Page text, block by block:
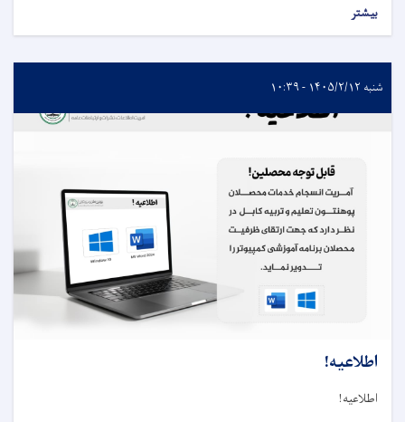
بیشتر
شنبه ۱۴۰۵/۲/۱۲ - ۱۰:۳۹
اطلاعیه!
اطلاعیه!